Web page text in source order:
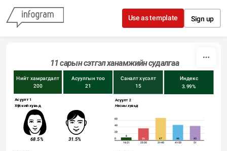
Skip to content
Use as template Sign up
11 сарын сэтгэл ханамжийн судалгаа
Нийт хамрагдалт
200
Асуулгын тоо
21
Саналт хүсэлт
15
Индекс
3.99%
Асуулт 1 Асуулт 2
Хүйсний хувьд Насны хувьд
60
40
20
0
16-21
22-30 31-40 41-50 51
8
36
67 46 43
68.5% 31.5%